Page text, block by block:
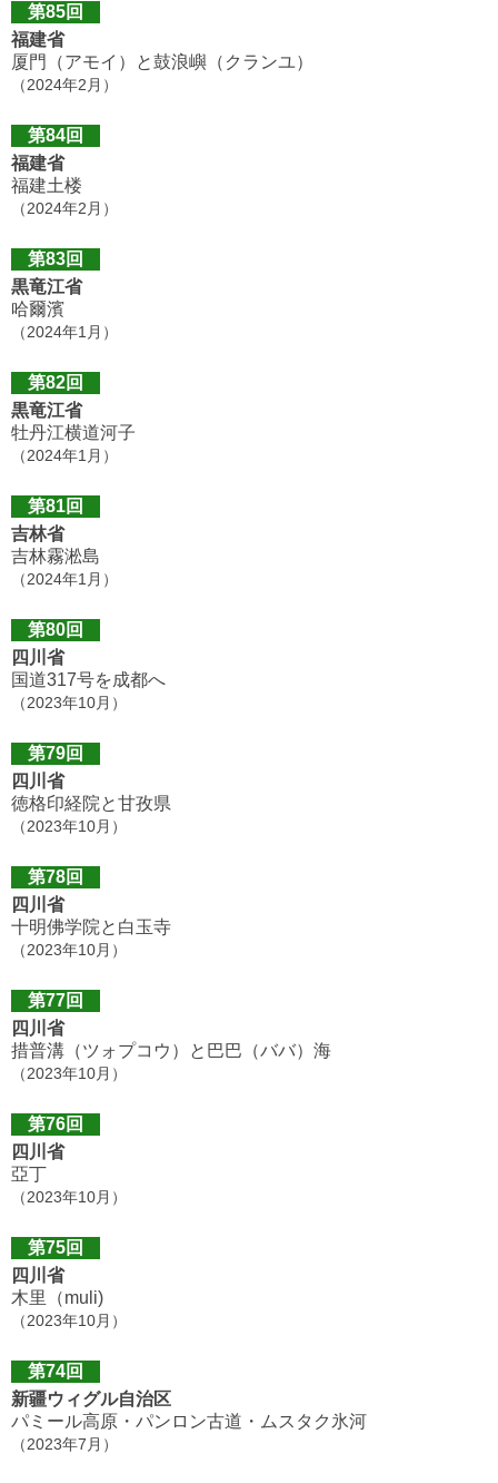
第85回
福建省
厦門（アモイ）と鼓浪嶼（クランユ）
（2024年2月）
第84回
福建省
福建土楼
（2024年2月）
第83回
黒竜江省
哈爾濱
（2024年1月）
第82回
黒竜江省
牡丹江横道河子
（2024年1月）
第81回
吉林省
吉林霧淞島
（2024年1月）
第80回
四川省
国道317号を成都へ
（2023年10月）
第79回
四川省
徳格印経院と甘孜県
（2023年10月）
第78回
四川省
十明佛学院と白玉寺
（2023年10月）
第77回
四川省
措普溝（ツォプコウ）と巴巴（ババ）海
（2023年10月）
第76回
四川省
亞丁
（2023年10月）
第75回
四川省
木里（muli)
（2023年10月）
第74回
新疆ウィグル自治区
パミール高原・パンロン古道・ムスタク氷河
（2023年7月）